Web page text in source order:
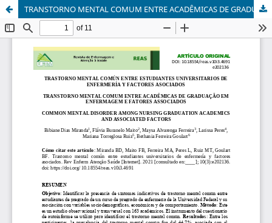
TRANSTORNO MENTAL COMUM ENTRE ACADÊMICAS DE GRADUAÇÃO EM ENFERMAGEM E FATORES ASSOCIADOS